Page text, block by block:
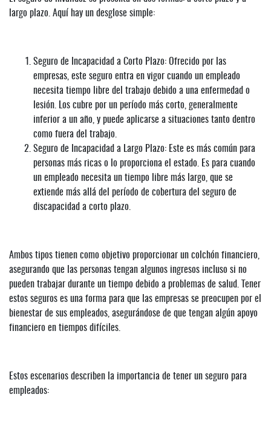
largo plazo. Aquí hay un desglose simple:
Seguro de Incapacidad a Corto Plazo: Ofrecido por las
empresas, este seguro entra en vigor cuando un empleado
necesita tiempo libre del trabajo debido a una enfermedad o
lesión. Los cubre por un período más corto, generalmente
inferior a un año, y puede aplicarse a situaciones tanto dentro
como fuera del trabajo.
Seguro de Incapacidad a Largo Plazo: Este es más común para
personas más ricas o lo proporciona el estado. Es para cuando
un empleado necesita un tiempo libre más largo, que se
extiende más allá del período de cobertura del seguro de
discapacidad a corto plazo.
Ambos tipos tienen como objetivo proporcionar un colchón financiero,
asegurando que las personas tengan algunos ingresos incluso si no
pueden trabajar durante un tiempo debido a problemas de salud. Tener
estos seguros es una forma para que las empresas se preocupen por el
bienestar de sus empleados, asegurándose de que tengan algún apoyo
financiero en tiempos difíciles.
Estos escenarios describen la importancia de tener un seguro para
empleados: